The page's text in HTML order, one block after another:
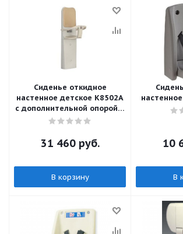
Сиденье откидное
настенное детское К8502А
с дополнительной опорой в
пол
31 460руб.
В корзину
10
В